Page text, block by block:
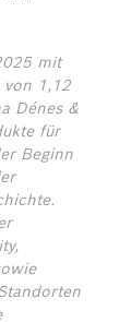
mit
von 1,12
Dénes &
für
Beginn